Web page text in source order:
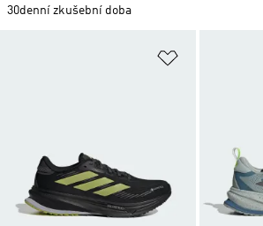
30denní zkušební doba